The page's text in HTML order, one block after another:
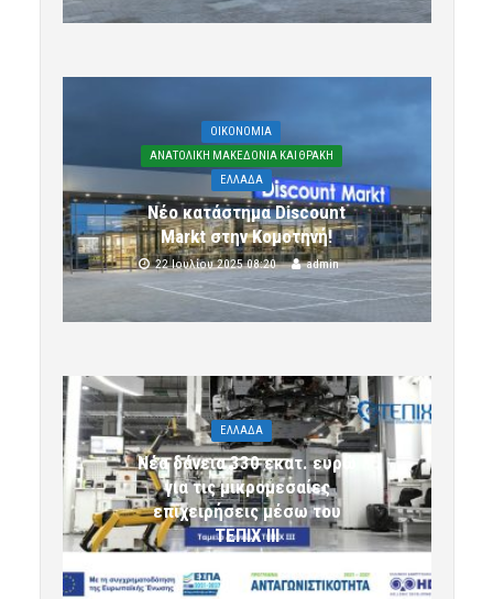
OIKONOMIA
ΑΝΑΤΟΛΙΚΗ ΜΑΚΕΔΟΝΙΑ ΚΑΙ ΘΡΑΚΗ
ΕΛΛΑΔΑ
Νέο κατάστημα Discount
Markt στην Κομοτηνή!
22 Ιουλίου 2025 08:20 admin
ΕΛΛΑΔΑ
Νέα δάνεια 330 εκατ. ευρώ
για τις μικρομεσαίες
επιχειρήσεις μέσω του
ΤΕΠΙΧ ΙΙΙ